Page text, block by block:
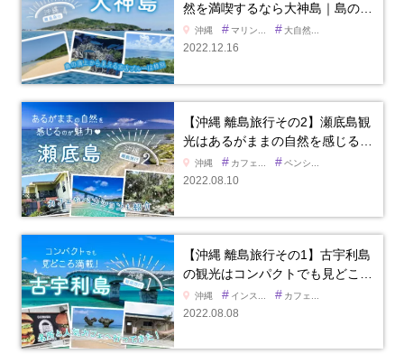
然を満喫するなら大神島｜島の…
沖縄 #マリン... # 大自然...
2022.12.16
【沖縄 離島旅行その2】瀬底島観
光はあるがままの自然を感じる…
沖縄 # カフェ... #ペンシ...
2022.08.10
【沖縄 離島旅行その1】古宇利島
の観光はコンパクトでも見どこ…
沖縄 # インス... # カフェ...
2022.08.08